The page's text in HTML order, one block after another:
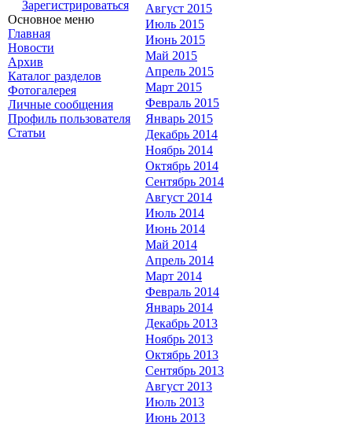
Зарегистрироваться
Основное меню
Главная
Новости
Архив
Каталог разделов
Фотогалерея
Личные сообщения
Профиль пользователя
Статьи
Август 2015
Июль 2015
Июнь 2015
Май 2015
Апрель 2015
Март 2015
Февраль 2015
Январь 2015
Декабрь 2014
Ноябрь 2014
Октябрь 2014
Сентябрь 2014
Август 2014
Июль 2014
Июнь 2014
Май 2014
Апрель 2014
Март 2014
Февраль 2014
Январь 2014
Декабрь 2013
Ноябрь 2013
Октябрь 2013
Сентябрь 2013
Август 2013
Июль 2013
Июнь 2013